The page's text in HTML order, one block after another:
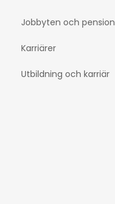
Jobbyten och pension
Karriärer
Utbildning och karriär